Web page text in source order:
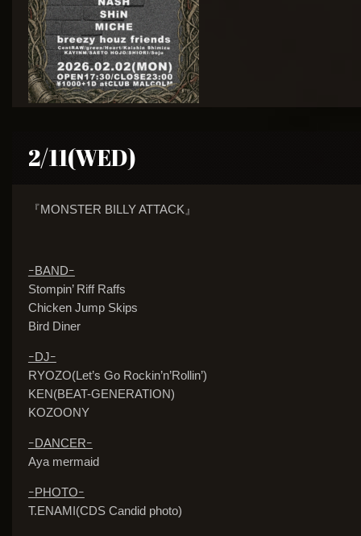
2/11(WED)
『MONSTER BILLY ATTACK』
ｰBANDｰ
Stompin’ Riff Raffs
Chicken Jump Skips
Bird Diner
ｰDJｰ
RYOZO(Let’s Go Rockin’n’Rollin’)
KEN(BEAT-GENERATION)
KOZOONY
ｰDANCERｰ
Aya mermaid
ｰPHOTOｰ
T.ENAMI(CDS Candid photo)